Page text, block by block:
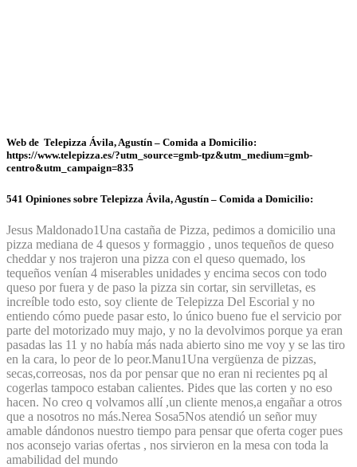
Web de Telepizza Ávila, Agustín – Comida a Domicilio:
https://www.telepizza.es/?utm_source=gmb-tpz&utm_medium=gmb-
centro&utm_campaign=835
541 Opiniones sobre Telepizza Ávila, Agustín – Comida a Domicilio:
Jesus Maldonado1Una castaña de Pizza, pedimos a domicilio una
pizza mediana de 4 quesos y formaggio , unos tequeños de queso
cheddar y nos trajeron una pizza con el queso quemado, los
tequeños venían 4 miserables unidades y encima secos con todo
queso por fuera y de paso la pizza sin cortar, sin servilletas, es
increíble todo esto, soy cliente de Telepizza Del Escorial y no
entiendo cómo puede pasar esto, lo único bueno fue el servicio por
parte del motorizado muy majo, y no la devolvimos porque ya eran
pasadas las 11 y no había más nada abierto sino me voy y se las tiro
en la cara, lo peor de lo peor.Manu1Una vergüenza de pizzas,
secas,correosas, nos da por pensar que no eran ni recientes pq al
cogerlas tampoco estaban calientes. Pides que las corten y no eso
hacen. No creo q volvamos allí ,un cliente menos,a engañar a otros
que a nosotros no más.Nerea Sosa5Nos atendió un señor muy
amable dándonos nuestro tiempo para pensar que oferta coger pues
nos aconsejo varias ofertas , nos sirvieron en la mesa con toda la
amabilidad del mundo